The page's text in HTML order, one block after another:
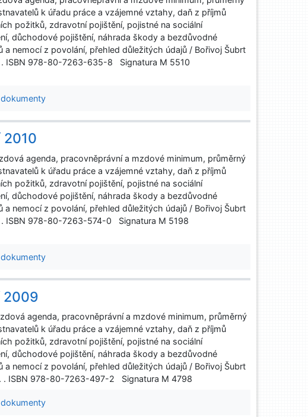
k úřadu práce a vzájemné vztahy, daň z příjmů
požitků, zdravotní pojištění, pojistné na sociální
důchodové pojištění, náhrada škody a bezdůvodné
nemocí z povolání, přehled důležitých údajů / Bořivoj Šubrt
ISBN 978-80-7263-635-8 Signatura M 5510
agenda, pracovněprávní a mzdové minimum, průměrný
k úřadu práce a vzájemné vztahy, daň z příjmů
požitků, zdravotní pojištění, pojistné na sociální
důchodové pojištění, náhrada škody a bezdůvodné
nemocí z povolání, přehled důležitých údajů / Bořivoj Šubrt
ISBN 978-80-7263-574-0 Signatura M 5198
2009
agenda, pracovněprávní a mzdové minimum, průměrný
k úřadu práce a vzájemné vztahy, daň z příjmů
požitků, zdravotní pojištění, pojistné na sociální
důchodové pojištění, náhrada škody a bezdůvodné
nemocí z povolání, přehled důležitých údajů / Bořivoj Šubrt
ISBN 978-80-7263-497-2 Signatura M 4798